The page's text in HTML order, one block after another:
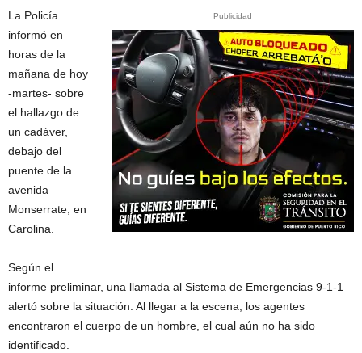
Publicidad
La Policía
informó en
horas de la
mañana de hoy
-martes- sobre
el hallazgo de
un cadáver,
debajo del
puente de la
avenida
Monserrate, en
Carolina.
Según el
informe preliminar, una llamada al Sistema de Emergencias 9-1-1
alertó sobre la situación. Al llegar a la escena, los agentes
encontraron el cuerpo de un hombre, el cual aún no ha sido
identificado.